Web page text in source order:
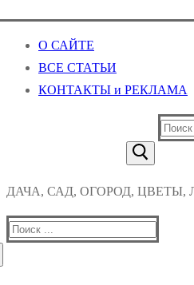
О САЙТЕ
ВСЕ СТАТЬИ
КОНТАКТЫ и РЕКЛАМА
Найти:
ДАЧА, САД, ОГОРОД,
Найти: